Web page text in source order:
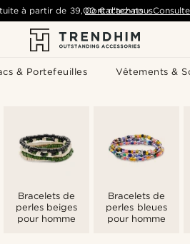
& Portefeuilles Vêtements &
à partir de 39,00 € d'achats-
Contactez-nous
Bracelets de
perles beiges
pour homme
Bracelets de
perles bleues
pour homme